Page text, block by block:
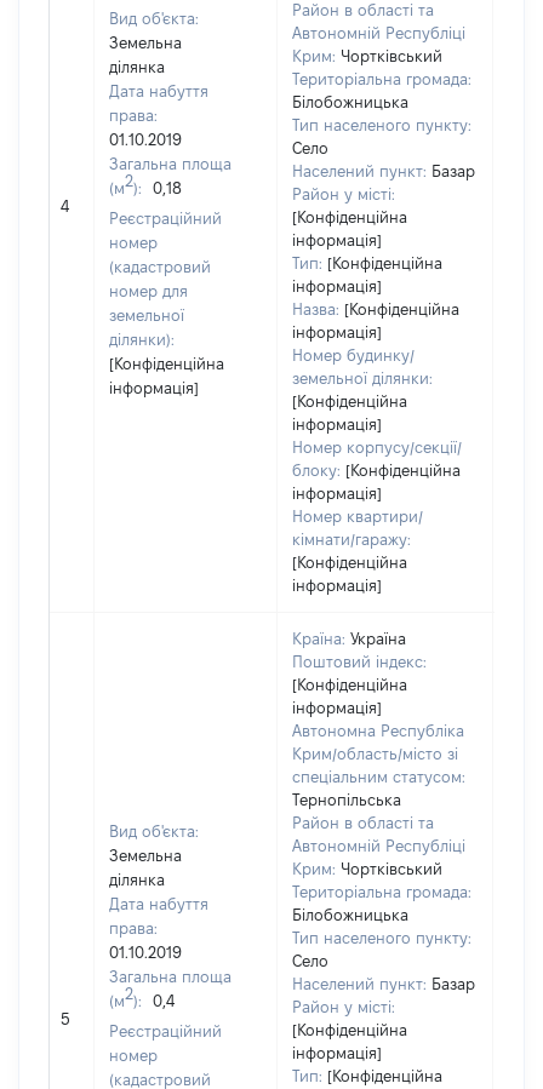
4
Вид об'єкта:
Земельна
ділянка
Дата набуття
права:
01.10.2019
Загальна площа
(м2):
0,18
Реєстраційний
номер
(кадастровий
номер для
земельної
ділянки):
[Конфіденційна
інформація]
Район в області та
Автономній Республіці
Крим: Чортківський
Територіальна громада:
Білобожницька
Тип населеного пункту:
Село
Населений пункт: Базар
Район у місті:
[Конфіденційна
інформація]
Тип: [Конфіденційна
інформація]
Назва: [Конфіденційна
інформація]
Номер будинку/
земельної ділянки:
[Конфіденційна
інформація]
Номер корпусу/секції/
блоку: [Конфіденційна
інформація]
Номер квартири/
кімнати/гаражу:
[Конфіденційна
інформація]
5
Вид об'єкта:
Земельна
ділянка
Дата набуття
права:
01.10.2019
Загальна площа
(м2):
0,4
Реєстраційний
номер
(кадастровий
Країна: Україна
Поштовий індекс:
[Конфіденційна
інформація]
Автономна Республіка
Крим/область/місто зі
спеціальним статусом:
Тернопільська
Район в області та
Автономній Республіці
Крим: Чортківський
Територіальна громада:
Білобожницька
Тип населеного пункту:
Село
Населений пункт: Базар
Район у місті:
[Конфіденційна
інформація]
Тип: [Конфіденційна